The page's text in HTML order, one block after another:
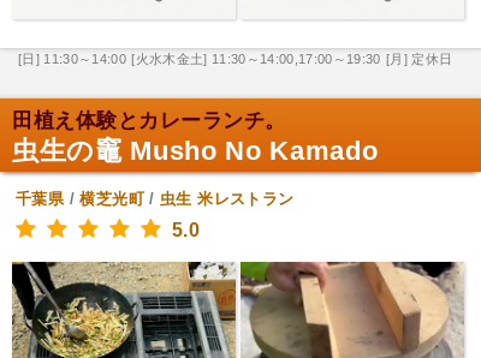
[日] 11:30～14:00 [火水木金土] 11:30～14:00,17:00～19:30 [月] 定休日
田植え体験とカレーランチ。
虫生の竈 Musho No Kamado
千葉県/横芝光町/ 虫生 米レストラン
5.0